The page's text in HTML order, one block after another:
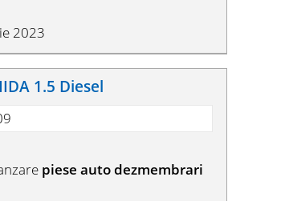
2023
1.5 Diesel
piese auto dezmembrari